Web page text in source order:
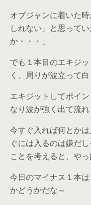
オブジャンに着いた
しれない」と思って
か・・・」
でも１本目のエキジ
く、周りが波立って白
エキジットしてポイ
なり波が強く出て流れ
今すぐ入れば何とか
ぐには入るのは嫌だ
ことを考えると、やっ
今日のマイナス１本
かどうかだな～